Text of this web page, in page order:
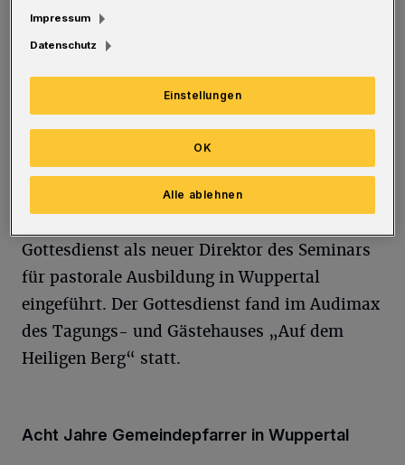
angehenden Pfarrerinnen und Pfarrern neue
Wege zu erproben und ihnen Mut für eine
Bereits seit 2023 arbeitet der Theologe als
Dozent am Seminar. Zum 1. Juni 2025 hat er
nun auch die Leitung übernommen und wurde
Gottesdienst als neuer Direktor des Seminars
für pastorale Ausbildung in Wuppertal
eingeführt. Der Gottesdienst fand im Audimax
des Tagungs- und Gästehauses „Auf dem
Heiligen Berg“ statt.
Acht Jahre Gemeindepfarrer in Wuppertal
Impressum
Datenschutz
Einstellungen
Alle ablehnen
OK